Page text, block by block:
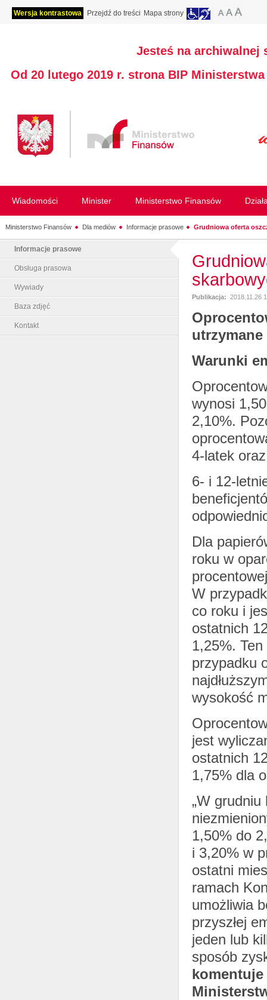
Wersja kontrastowa Przejdź do treści Mapa strony
Jesteś na archiwalnej
Od 20 lutego 2019 r. strona BIP
Wiadomości Minister Ministerstwo Finansów
Ministerstwo Finansów Dla mediów Informacje prasowe Grudniowa oferta
Informacje prasowe
Obsługa prasowa
Wywiady
Baza zdjęć
Kontakt
Publikacja: 2018.11.26
Warunki
wynosi
2,10%.
4-latek
6- i 12-
Dla
roku w
W
co roku i
ostatnich
1,25%.
przypadku
wysokość
jest
ostatnich
1,75% dla
„W
1,50% do
i 3,20% w
ostatni
ramach
umożliwia
przyszłej
jeden lub
sposób